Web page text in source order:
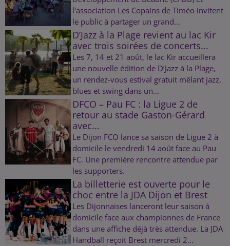
l'association Les Copains de Timéo invitent
le public à partager un grand...
D’Jazz à la Plage revient au lac Kir
avec trois soirées de concerts...
Les 7, 14 et 21 août, le lac Kir accueillera
une nouvelle édition de D’Jazz à la Plage,
un rendez-vous estival gratuit mêlant jazz,
blues et swing dans un...
DFCO – Pau FC : la Ligue 2 de
retour au stade Gaston-Gérard
avec...
Le Dijon FCO lance sa saison de Ligue 2 à
domicile le vendredi 14 août face au Pau
FC. Une première rencontre attendue par
les supporters.
La billetterie est ouverte pour le
choc entre la JDA Dijon et Brest
Les Dijonnaises lanceront leur saison à
domicile face aux championnes de France
dans une affiche déjà très attendue. La JDA
Handball reçoit Brest mercredi 2...